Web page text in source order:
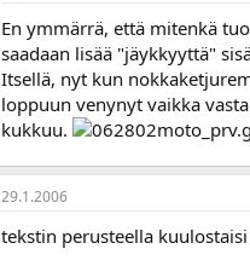
En ymmärrä, että mitenkä
saadaan lisää "jäykkyyttä"
Itsellä, nyt kun
loppuun venynyt vaikka
kukkuu.
29.1.2006
tekstin perusteella